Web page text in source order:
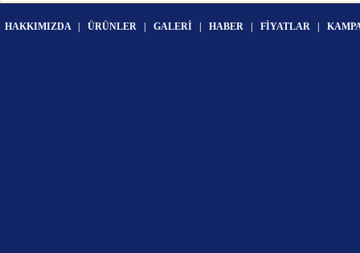
HAKKIMIZDA| ÜRÜNLER GALERİ HABER FİYATLAR